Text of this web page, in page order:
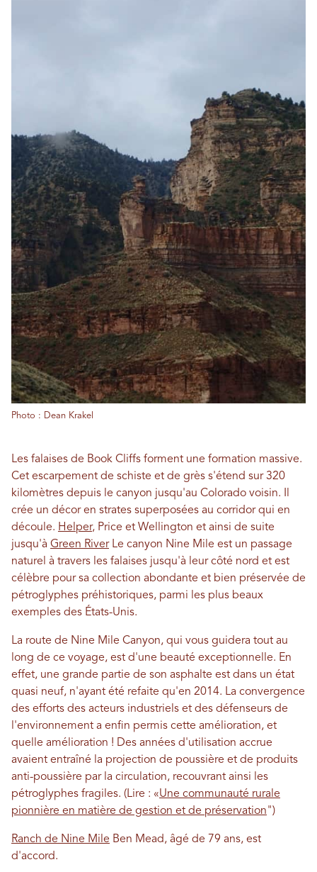
Photo : Dean Krakel
Les falaises de Book Cliffs forment une formation massive.
Cet escarpement de schiste et de grès s'étend sur 320
kilomètres depuis le canyon jusqu'au Colorado voisin. Il
crée un décor en strates superposées au corridor qui en
découle. Helper, Price et Wellington et ainsi de suite
jusqu'à Green RiverLe canyon Nine Mile est un passage
naturel à travers les falaises jusqu'à leur côté nord et est
célèbre pour sa collection abondante et bien préservée de
pétroglyphes préhistoriques, parmi les plus beaux
exemples des États-Unis.
La route de Nine Mile Canyon, qui vous guidera tout au
long de ce voyage, est d'une beauté exceptionnelle. En
effet, une grande partie de son asphalte est dans un état
quasi neuf, n'ayant été refaite qu'en 2014. La convergence
des efforts des acteurs industriels et des défenseurs de
l'environnement a enfin permis cette amélioration, et
quelle amélioration ! Des années d'utilisation accrue
avaient entraîné la projection de poussière et de produits
anti-poussière par la circulation, recouvrant ainsi les
pétroglyphes fragiles. (Lire : «Une communauté rurale
pionnière en matière de gestion et de préservation")
Ranch de Nine Mile Ben Mead, âgé de 79 ans, est
d'accord.